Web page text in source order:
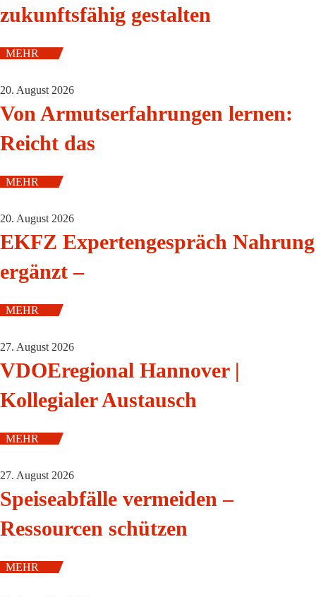
zukunftsfähig gestalten
MEHR
20. August 2026
Von Armutserfahrungen lernen:
Reicht das
MEHR
20. August 2026
EKFZ Expertengespräch Nahrung
ergänzt –
MEHR
27. August 2026
VDOEregional Hannover |
Kollegialer Austausch
MEHR
27. August 2026
Speiseabfälle vermeiden –
Ressourcen schützen
MEHR